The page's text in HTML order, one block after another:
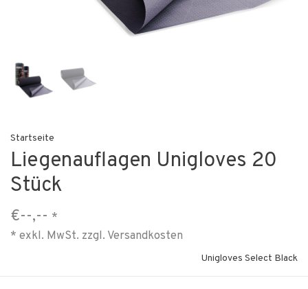
Startseite
Liegenauflagen Unigloves 20
Stück
€--,-- *
* exkl. MwSt. zzgl. Versandkosten
Unigloves Select Black